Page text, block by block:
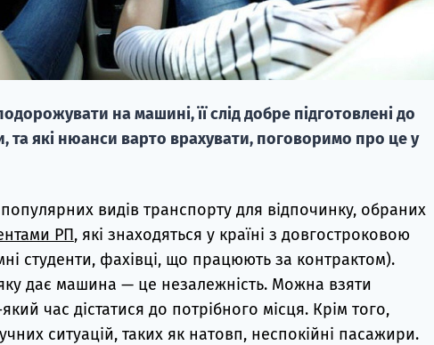
на машині, її слід добре підготовлені до
та які нюанси варто врахувати, поговоримо про це у
видів транспорту для відпочинку, обраних
РП, які знаходяться у країні з довгостроковою
студенти, фахівці, що працюють за контрактом).
дає машина — це незалежність. Можна взяти
час дістатися до потрібного місця. Крім того,
ситуацій, таких як натовп, неспокійні пасажири.